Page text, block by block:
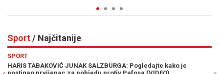
Sport/ Najčitanije
kako je
USRED RAZVODA SA ANOM IVANOVIĆ KUPIO VILU